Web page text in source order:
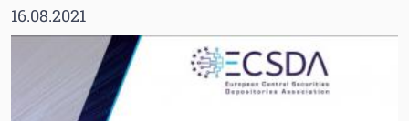
16.08.2021